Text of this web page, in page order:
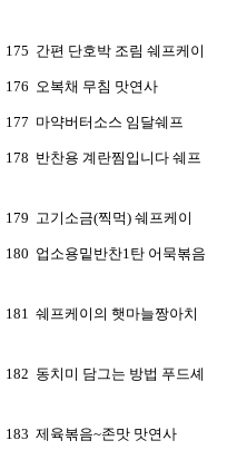
175 간편 단호박 조림 쉐프케이
176 오복채 무침 맛연사
177 마약버터소스 임달쉐프
178 반찬용 계란찜입니다 쉐프
179 고기소금(찍먹) 쉐프케이
180 업소용밑반찬1탄 어묵볶음
181 쉐프케이의 햇마늘짱아치
182 동치미 담그는 방법 푸드셰
183 제육볶음~존맛 맛연사